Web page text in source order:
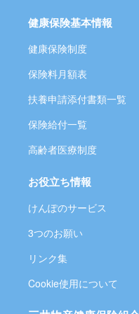
健康保険基本情報
健康保険制度
保険料月額表
扶養申請添付書類一覧
保険給付一覧
高齢者医療制度
お役立ち情報
けんぽのサービス
3つのお願い
リンク集
Cookie使用について